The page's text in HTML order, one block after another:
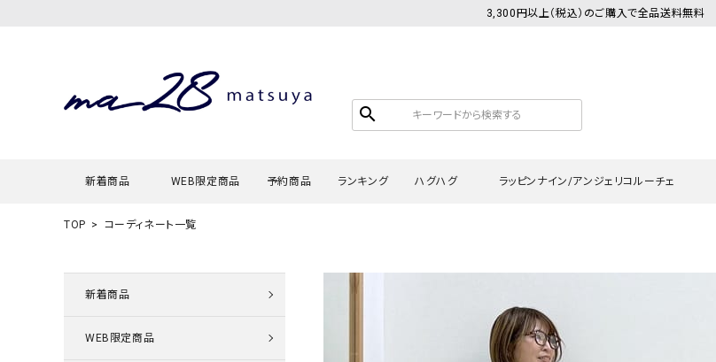
3,300円以上（税込）のご購入で全品送料無料
search
新着商品 WEB限定商品 予約商品 ランキング ハグハグ
タンクトップ・キャミソール
ラッピンナイン/アンジェリコルーチェ
TOP コーディネート一覧
新着商品
WEB限定商品